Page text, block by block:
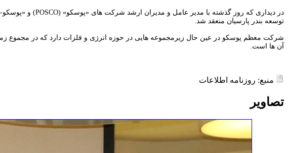
توسعه بندر پارسیان منعقد شد.
شرکت معظم پوسکو در عین حال زیرمجموعه هایی در حوزه انرژی و فلزات دارد که در مجموع
آن ها است.
تصاویر